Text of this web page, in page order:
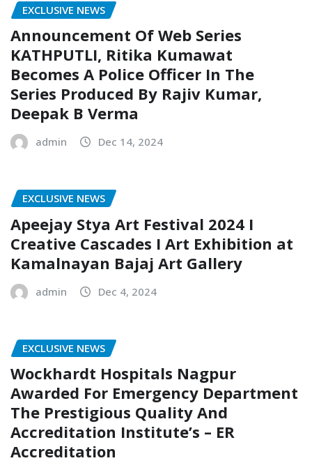
EXCLUSIVE NEWS
Announcement Of Web Series
KATHPUTLI, Ritika Kumawat
Becomes A Police Officer In The
Series Produced By Rajiv Kumar,
Deepak B Verma
admin Dec 14, 2024
EXCLUSIVE NEWS
Apeejay Stya Art Festival 2024 I
Creative Cascades I Art Exhibition at
Kamalnayan Bajaj Art Gallery
admin Dec 4, 2024
EXCLUSIVE NEWS
Wockhardt Hospitals Nagpur
Awarded For Emergency Department
The Prestigious Quality And
Accreditation Institute’s – ER
Accreditation